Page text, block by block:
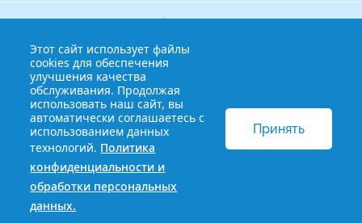
Дополнительное профессиональное образование
Аккредитационно — симуляционный центр
Бережливый колледж
© 2013-2021 Краснодарский краевой базовый медицинский
колледж
Политика конфиденциальности и обработки
персональных данных
Этот сайт использует файлы
cookies для обеспечения
улучшения качества
обслуживания. Продолжая
использовать наш сайт, вы
автоматически соглашаетесь с
использованием данных
технологий. Политика
конфиденциальности и
обработки персональных
данных.
Принять